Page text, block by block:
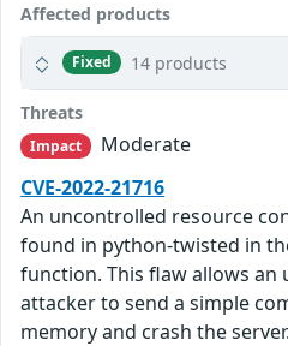
Affected products
Fixed 14 products
Threats
Impact
Moderate
CVE-2022-21716
An uncontrolled resource
found in python-twisted in
function. This flaw allows
attacker to send a simple
memory and crash the server.